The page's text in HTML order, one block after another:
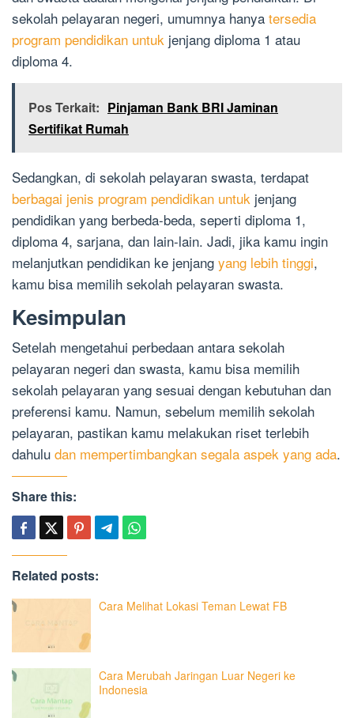
sekolah pelayaran negeri, umumnya hanya tersedia
program pendidikan untuk jenjang diploma 1 atau
diploma 4.
Pos Terkait: Pinjaman Bank BRI Jaminan
Sertifikat Rumah
Sedangkan, di sekolah pelayaran swasta, terdapat
berbagai jenis program pendidikan untuk jenjang
pendidikan yang berbeda-beda, seperti diploma 1,
diploma 4, sarjana, dan lain-lain. Jadi, jika kamu ingin
melanjutkan pendidikan ke jenjang yang lebih tinggi,
kamu bisa memilih sekolah pelayaran swasta.
Kesimpulan
Setelah mengetahui perbedaan antara sekolah
pelayaran negeri dan swasta, kamu bisa memilih
sekolah pelayaran yang sesuai dengan kebutuhan dan
preferensi kamu. Namun, sebelum memilih sekolah
pelayaran, pastikan kamu melakukan riset terlebih
dahulu dan mempertimbangkan segala aspek yang ada.
Share this:
Related posts:
Cara Melihat Lokasi Teman Lewat FB
Cara Merubah Jaringan Luar Negeri ke
Indonesia